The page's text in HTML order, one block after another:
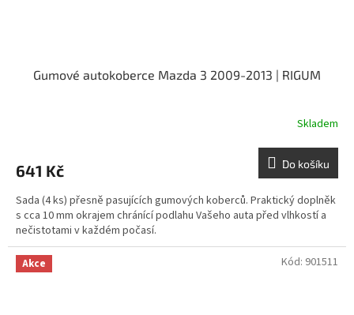
Gumové autokoberce Mazda 3 2009-2013 | RIGUM
Skladem
641 Kč Do košíku
Sada (4 ks) přesně pasujících gumových koberců. Praktický doplněk
s cca 10 mm okrajem chránící podlahu Vašeho auta před vlhkostí a
nečistotami v každém počasí.
Akce Kód: 901511